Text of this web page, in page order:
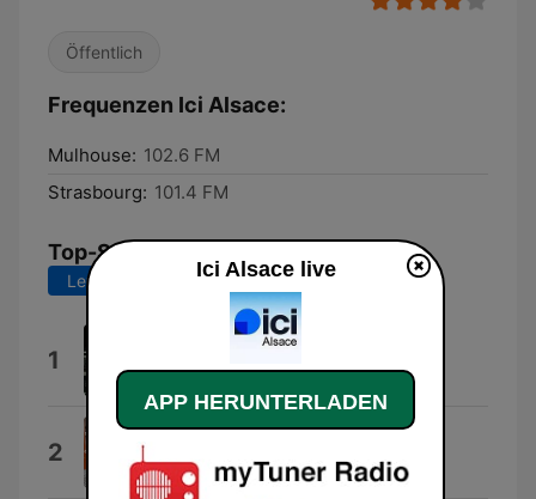
Öffentlich
Frequenzen Ici Alsace:
Mulhouse: 102.6 FM
Strasbourg: 101.4 FM
Top-Songs
Letzte 7 Tage Letzte 30 Tage
1 Scientific Data
Felix Mannherz
2 AYOUB HAJJI
Ici Alsace live
APP HERUNTERLADEN